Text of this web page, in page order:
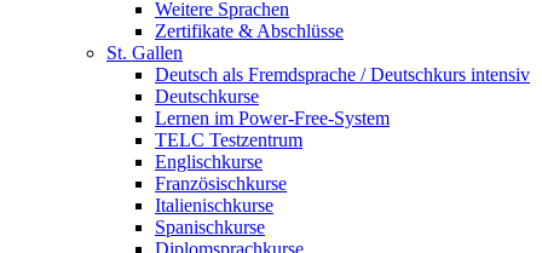
Weitere Sprachen
Zertifikate & Abschlüsse
St. Gallen
Deutsch als Fremdsprache / Deutschkurs intensiv
Deutschkurse
Lernen im Power-Free-System
TELC Testzentrum
Englischkurse
Französischkurse
Italienischkurse
Spanischkurse
Diplomsprachkurse